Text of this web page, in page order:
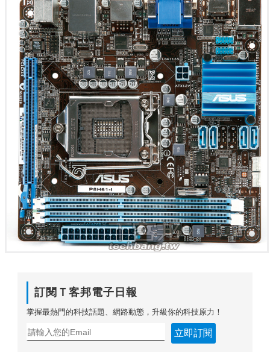
訂閱Ｔ客邦電子日報
掌握最熱門的科技話題、網路動態，升級你的科技原力！
立即訂閱